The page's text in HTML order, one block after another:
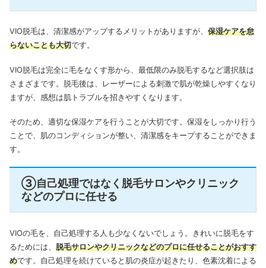
VIO脱毛は、清潔感がアップするメリットがありますが、 保湿ケアを怠
らないことも大切です。
VIO脱毛は完全に毛をなくす形から、最低限のみ脱毛するなど選択肢は
さまざまです。 脱毛後は、レーザーによる刺激で肌が乾燥しやすくなり
ますが、感想は肌トラブルを招きやすくなります。
そのため、適切な保湿ケアを行うことが大切です。保湿をしっかり行う
ことで、肌のコンディションが整い、清潔感をキープすることができま
す。
③自己処理ではなく脱毛サロンやクリニック
などのプロに任せる
VIOの毛を、自己処理する人も少なくないでしょう。きれいに脱毛をす
るためには、 脱毛サロンやクリニックなどのプロに任せることがおすす
めです。自己処理を続けていると肌の炎症が起きたり、色素沈着による